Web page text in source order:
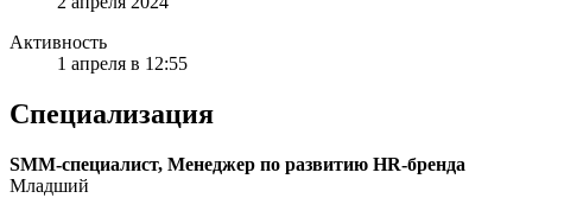
Активность
1 апреля в 12:55
Специализация
SMM-специалист, Менеджер по развитию HR-бренда
Младший